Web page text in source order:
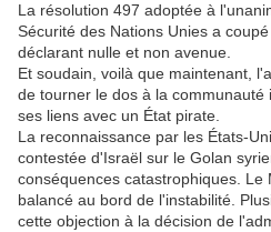
La résolution 497 adoptée à
Sécurité des Nations Unies a
déclarant nulle et non avenue.
Et soudain, voilà que maintenant,
de tourner le dos à la
ses liens avec un État pirate.
La reconnaissance par les États-
contestée d'Israël sur le Golan
conséquences catastrophiques.
balancé au bord de l'instabilité.
cette objection à la décision de